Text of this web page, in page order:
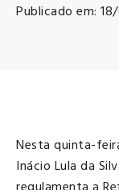
Publicado em:
Nesta quinta-
Inácio Lula da